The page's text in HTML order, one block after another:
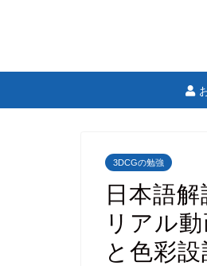
3DCGの勉強
日本語
リアル
と色彩